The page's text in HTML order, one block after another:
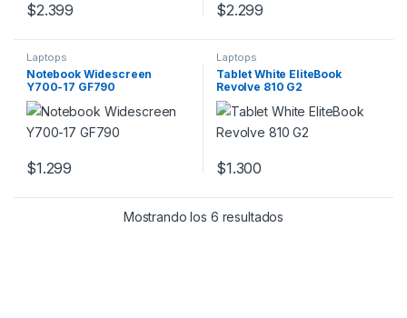
$2.399 $2.299
Laptops
Notebook Widescreen
Y700-17 GF790
$1.299
Laptops
Tablet White EliteBook
Revolve 810 G2
$1.300
Mostrando los 6 resultados